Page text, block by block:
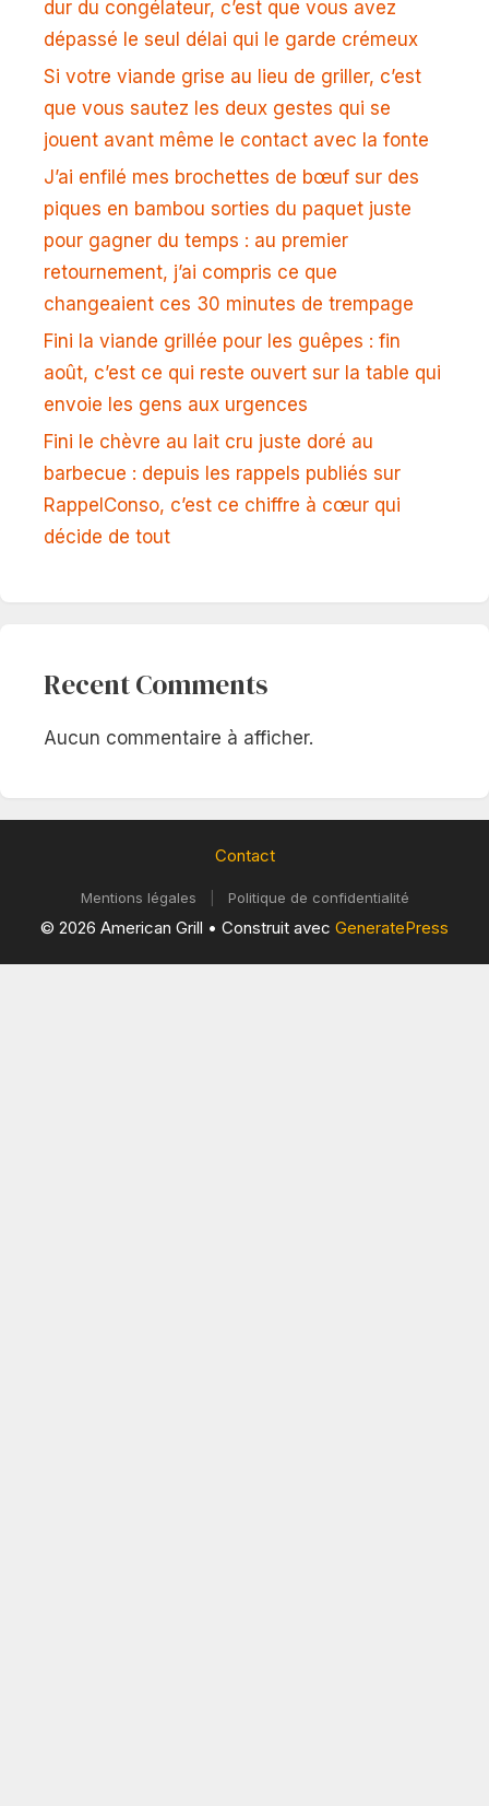
dur du congélateur, c’est que vous avez
dépassé le seul délai qui le garde crémeux
Si votre viande grise au lieu de griller, c’est
que vous sautez les deux gestes qui se
jouent avant même le contact avec la fonte
J’ai enfilé mes brochettes de bœuf sur des
piques en bambou sorties du paquet juste
pour gagner du temps : au premier
retournement, j’ai compris ce que
changeaient ces 30 minutes de trempage
Fini la viande grillée pour les guêpes : fin
août, c’est ce qui reste ouvert sur la table qui
envoie les gens aux urgences
Fini le chèvre au lait cru juste doré au
barbecue : depuis les rappels publiés sur
RappelConso, c’est ce chiffre à cœur qui
décide de tout
Recent Comments
Aucun commentaire à afficher.
Contact
Mentions légales Politique de confidentialité
© 2026 American Grill • Construit avec GeneratePress